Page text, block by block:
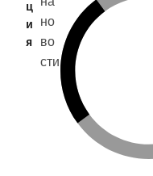
ц
и
я
но
во
сти